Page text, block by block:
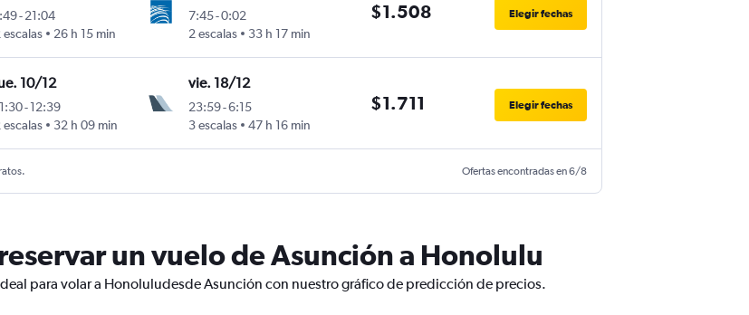
-21:04
escalas
26 h 15 min
7:45-0:02
2 escalas
33 h 17 min
$1.508 Elegir fechas
10/12
-12:39
escalas
32 h 09 min
vie. 18/12
23:59-6:15
3 escalas
47 h 16 min
$1.711 Elegir fechas
Ofertas encontradas en 6/8
un vuelo de Asunción a Honolulu
para volar a Honoluludesde Asunción con nuestro gráfico de predicción de precios.